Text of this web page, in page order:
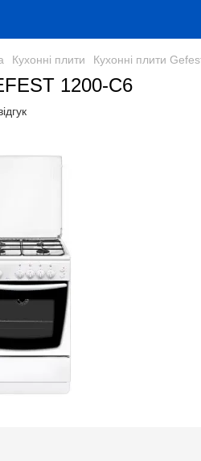
Кухонні плити Кухонні плити
1200-C6